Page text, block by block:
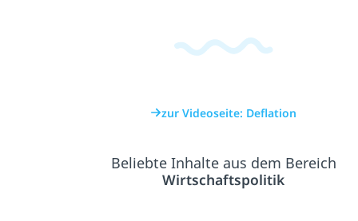
zur Videoseite: Deflation
Beliebte Inhalte aus dem Bereich
Wirtschaftspolitik